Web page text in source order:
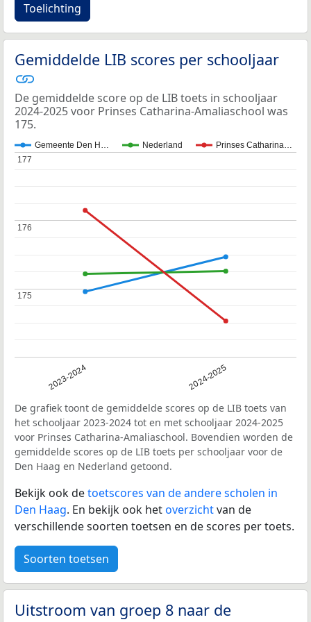
Toelichting
Gemiddelde LIB scores per schooljaar
De gemiddelde score op de LIB toets in schooljaar
2024-2025 voor Prinses Catharina-Amaliaschool was
175.
Gemeente Den H… Nederland Prinses Catharina…
2023-2024 2024-2025
175
175
176
176
177
177
De grafiek toont de gemiddelde scores op de LIB toets van
het schooljaar 2023-2024 tot en met schooljaar 2024-2025
voor Prinses Catharina-Amaliaschool. Bovendien worden de
gemiddelde scores op de LIB toets per schooljaar voor de
Den Haag en Nederland getoond.
Bekijk ook detoetscores van de andere scholen in
Den Haag. En bekijk ook hetoverzichtvan de
verschillende soorten toetsen en de scores per toets.
Soorten toetsen
Uitstroom van groep 8 naar de